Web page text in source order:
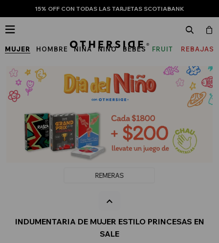
15% OFF CON TODAS LAS TARJETAS SCOTIABANK
MUJER HOMBRE NIÑA NIÑO BEBÉS
FRUIT
THE
LOOM
REBAJAS

REMERAS
INDUMENTARIA DE MUJER ESTILO PRINCESAS EN
SALE